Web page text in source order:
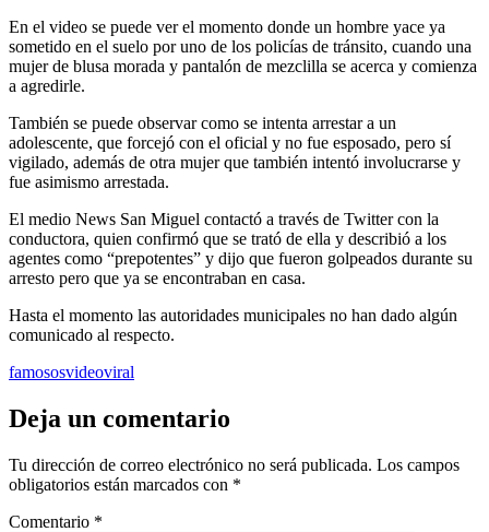
En el video se puede ver el momento donde un hombre yace ya
sometido en el suelo por uno de los policías de tránsito, cuando una
mujer de blusa morada y pantalón de mezclilla se acerca y comienza
a agredirle.
También se puede observar como se intenta arrestar a un
adolescente, que forcejó con el oficial y no fue esposado, pero sí
vigilado, además de otra mujer que también intentó involucrarse y
fue asimismo arrestada.
El medio News San Miguel contactó a través de Twitter con la
conductora, quien confirmó que se trató de ella y describió a los
agentes como “prepotentes” y dijo que fueron golpeados durante su
arresto pero que ya se encontraban en casa.
Hasta el momento las autoridades municipales no han dado algún
comunicado al respecto.
famososvideoviral
Deja un comentario
Tu dirección de correo electrónico no será publicada. Los campos
obligatorios están marcados con *
Comentario *